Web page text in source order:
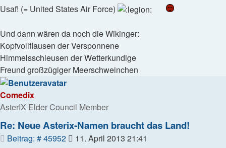
Usaf! (= United States Air Force)
Und dann wären da noch die Wikinger:
Kopfvollflausen der Versponnene
Himmelsschleusen der Wetterkundige
Freund großzügiger Meerschweinchen
Comedix
AsterIX Elder Council Member
Re: Neue Asterix-Namen braucht das Land!
Beitrag: # 45952Beitrag
11. April 2013 21:41